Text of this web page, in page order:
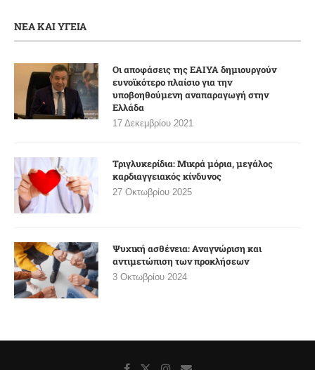
ΝΕΑ ΚΑΙ ΥΓΕΙΑ
Οι αποφάσεις της ΕΑΙΥΑ δημιουργούν
ευνοϊκότερο πλαίσιο για την
υποβοηθούμενη αναπαραγωγή στην
Ελλάδα
17 Δεκεμβρίου 2021
Τριγλυκερίδια: Μικρά μόρια, μεγάλος
καρδιαγγειακός κίνδυνος
27 Οκτωβρίου 2025
Ψυχική ασθένεια: Αναγνώριση και
αντιμετώπιση των προκλήσεων
3 Οκτωβρίου 2024